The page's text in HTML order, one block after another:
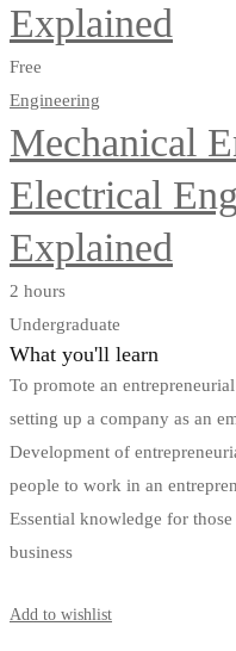
Explained
Free
Engineering
Mechanical
Electrical
Explained
2 hours
Undergraduate
What you'll learn
To promote an
setting up a company as an
Development of
people to work in an
Essential knowledge for
business
Add to wishlist